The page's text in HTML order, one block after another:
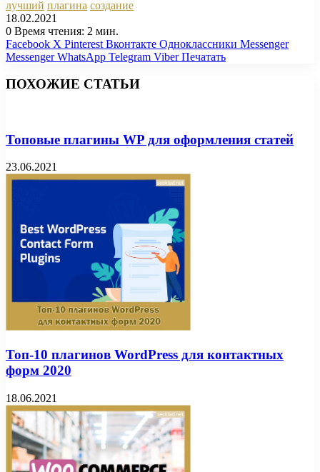
лучший плагина создание
18.02.2021
0 Время чтения: 2 мин.
Facebook X Pinterest Вконтакте Одноклассники Messenger
Messenger WhatsApp Telegram Viber Печатать
ПОХОЖИЕ СТАТЬИ
Топовые плагины WP для оформления статей
23.06.2021
Топ-10 плагинов WordPress для контактных
форм 2020
18.06.2021